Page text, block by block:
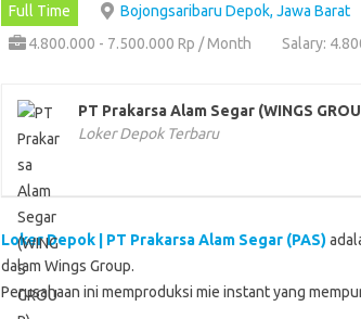
c
e
t
a
t
p
n
k
I
n
b
r
a
r
Full Time Bojongsaribaru Depok, Jawa Barat
4.800.000 - 7.500.000 Rp / Month
Salary:
PT Prakarsa Alam Segar (WINGS
Loker Depok Terbaru
Loker Depok | PT Prakarsa Alam Segar (PAS)
dalam Wings Group.
Perusahaan ini memproduksi mie instant yang